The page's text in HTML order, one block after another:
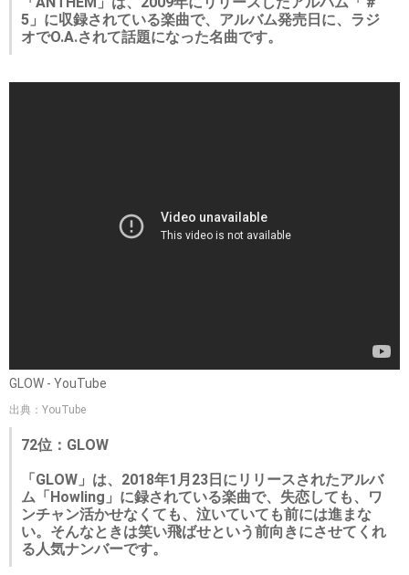
5」に収録されている楽曲で、アルバム発売日に、ラジ
オでO.A.されて話題になった名曲です。
GLOW - YouTube
出典：YouTube
72位：GLOW
「GLOW」は、2018年1月23日にリリースされたアルバ
ム「Howling」に録されている楽曲で、失恋しても、ワ
ンチャン活かせなくても、泣いていても前には進まな
い。そんなときは笑い飛ばせという前向きにさせてくれ
る人気ナンバーです。